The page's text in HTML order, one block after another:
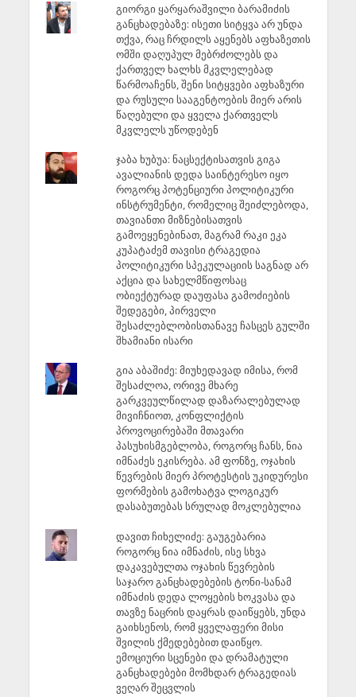
გიორგი ყარყარაშვილი ბარამიძის
განცხადებაზე: ისეთი სიტყვა არ უნდა
თქვა, რაც ჩრდილს აყენებს აფხაზეთის
ომში დაღუპულ მებრძოლებს და
ქართველ ხალხს მკვლელებად
წარმოაჩენს, შენი სიტყვები აფხაზური
და რუსული სააგენტოების მიერ არის
წაღებული და ყველა ქართველს
მკვლელს უწოდებენ
ჯაბა ხუბუა: ნაცსექტისათვის გიგა
ავალიანის დედა საინტერესო იყო
როგორც პოტენციური პოლიტიკური
ინსტრუმენტი, რომელიც შეიძლებოდა,
თავიანთი მიზნებისათვის
გამოეყენებინათ, მაგრამ რაკი ეკა
კუპატაძემ თავისი ტრაგედია
პოლიტიკური სპეკულაციის საგნად არ
აქცია და სახელმწიფოსაც
ობიექტურად დაუფასა გამოძიების
შედეგები, პირველი
შესაძლებლობისთანავე ჩასცეს გულში
შხამიანი ისარი
გია აბაშიძე: მიუხედავად იმისა, რომ
შესაძლოა, ორივე მხარე
გარკვეულწილად დაზარალებულად
მივიჩნიოთ, კონფლიქტის
პროვოცირებაში მთავარი
პასუხისმგებლობა, როგორც ჩანს, ნია
იმნაძეს ეკისრება. ამ ფონზე, ოჯახის
წევრების მიერ პროტესტის უკიდურესი
ფორმების გამოხატვა ლოგიკურ
დასაბუთებას სრულად მოკლებულია
დავით ჩიხელიძე: გაუგებარია
როგორც ნია იმნაძის, ისე სხვა
დაკავებულთა ოჯახის წევრების
საჯარო განცხადებების ტონი-სანამ
იმნაძის დედა ლოყების ხოკვასა და
თავზე ნაცრის დაყრას დაიწყებს, უნდა
გაიხსენოს, რომ ყველაფერი მისი
შვილის ქმედებებით დაიწყო.
ემოციური სცენები და დრამატული
განცხადებები მომხდარ ტრაგედიას
ვეღარ შეცვლის